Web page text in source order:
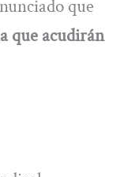
que
que acudirán